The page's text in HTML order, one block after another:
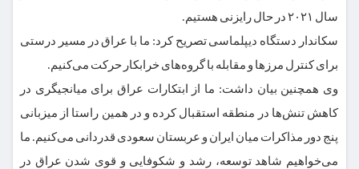
سال ۲۰۲۱ در حال رایزنی هستیم.
سکاندار دستگاه دیپلماسی تصریح کرد: ما با عراق در مسیر درستی
برای کنترل مرزها و مقابله با گروه‌های خرابکار حرکت می‌کنیم.
وی همچنین بیان داشت: ما از ابتکارات عراق برای میانجیگری در
کاهش تنش‌ها در منطقه استقبال کرده و در همین راستا از میزبانی
پنج دور مذاکرات میان ایران و عربستان سعودی قدردانی می‌کنیم. ما
می‌خواهیم شاهد توسعه، رشد و شکوفایی و قوی شدن عراق در